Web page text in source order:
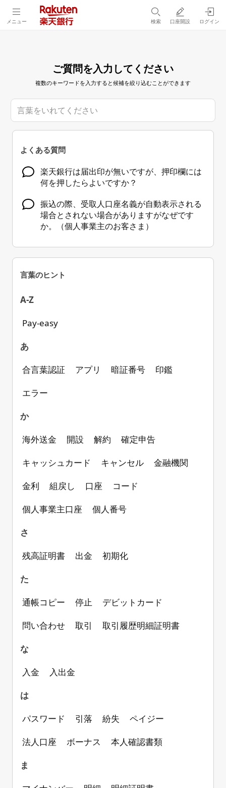
メニュー 検索 口座開設 ログイン
ご質問を入力してください
複数のキーワードを入力すると候補を絞り込むことができます
よくある質問
楽天銀行は届出印が無いですが、押印欄には
何を押したらよいですか？
振込の際、受取人口座名義が自動表示される
場合とされない場合がありますがなぜです
か。（個人事業主のお客さま）
楽天銀行の銀行コードを教えてください。
（個人事業主のお客さま）
他行からの入金方法を教えてください。
言葉のヒント
A-Z
Pay-easy
あ
合言葉認証
アプリ 暗証番号
印鑑
エラー
か
海外送金
開設 解約
確定申告
キャッシュカード
キャンセル
金融機関
金利
組戻し 口座
コード
個人事業主口座
個人番号
さ
残高証明書
出金
初期化
た
通帳コピー
停止
デビットカード
問い合わせ
取引
取引履歴明細証明書
な
入金
入出金
は
パスワード
引落 紛失
ペイジー
法人口座
ボーナス
本人確認書類
ま